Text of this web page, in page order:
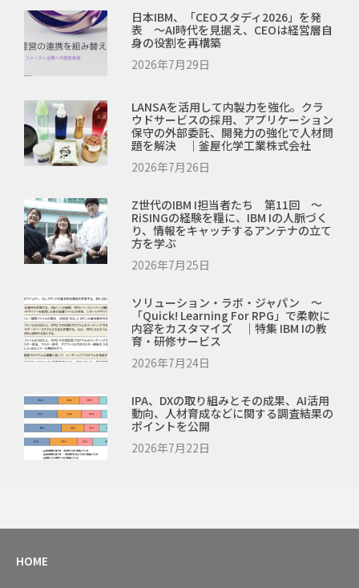
日本IBM、「CEOスタディ2026」を発
表 ～AI時代を見据え、CEOは経営層自
身の役割を再構築
2026年7月29日
LANSAを活用して内製力を強化。クラ
ウドサービスの採用、アプリケーション
保守の外部委託、開発力の強化で人材問
題を解決 ｜釜屋化学工業株式会社
2026年7月26日
Z世代のIBM I担当者たち 第11回 ～
RiSINGの経験を糧に、IBM Iの人脈づく
り、情報をキャッチするアンテナの立て
方を学ぶ
2026年7月25日
ソリューション・ラボ・ジャパン ～
「Quick! Learning For RPG」で柔軟に
内容をカスタマイズ ｜特集 IBM Iの教
育・研修サービス
2026年7月24日
IPA、DXの取り組みとその成果、AI活用
動向、人材育成などに関する調査結果の
ポイントを公開
2026年7月22日
HOME